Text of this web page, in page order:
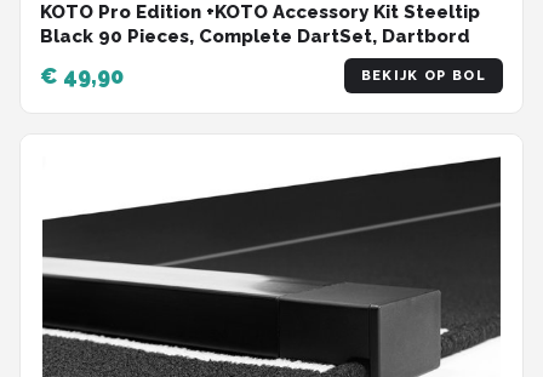
KOTO Pro Edition +KOTO Accessory Kit Steeltip
Black 90 Pieces, Complete DartSet, Dartbord
€ 49,90 BEKIJK OP BOL